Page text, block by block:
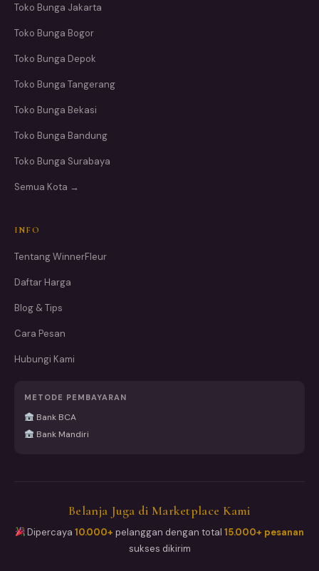
Toko Bunga Jakarta
Toko Bunga Bogor
Toko Bunga Depok
Toko Bunga Tangerang
Toko Bunga Bekasi
Toko Bunga Bandung
Toko Bunga Surabaya
Semua Kota →
INFO
Tentang WinnerFleur
Daftar Harga
Blog & Tips
Cara Pesan
Hubungi Kami
METODE PEMBAYARAN
Bank BCA
Bank Mandiri
Belanja Juga di Marketplace Kami
Dipercaya10.000+ pelanggan dengan total15.000+ pesanan
sukses dikirim